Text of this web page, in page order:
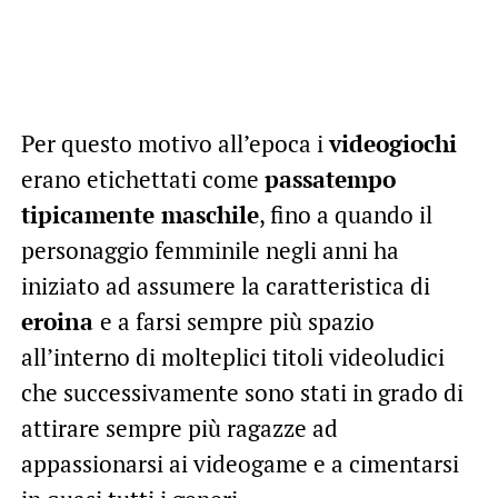
Per questo motivo all’epoca ivideogiochi
erano etichettati come passatempo
tipicamente maschile, fino a quando il
personaggio femminile negli anni ha
iniziato ad assumere la caratteristica di
eroina e a farsi sempre più spazio
all’interno di molteplici titoli videoludici
che successivamente sono stati in grado di
attirare sempre più ragazze ad
appassionarsi ai videogame e a cimentarsi